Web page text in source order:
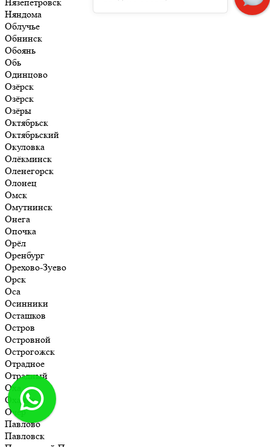
Няндома
Облучье
Обнинск
Обоянь
Обь
Одинцово
Озёрск
Озёрск
Озёры
Октябрьск
Октябрьский
Окуловка
Олёкминск
Оленегорск
Олонец
Омск
Омутнинск
Онега
Опочка
Орёл
Оренбург
Орехово-Зуево
Орск
Оса
Осинники
Осташков
Остров
Островной
Острогожск
Отрадное
Отрадный
Оха
Оханск
Очёр
Павлово
Павловск